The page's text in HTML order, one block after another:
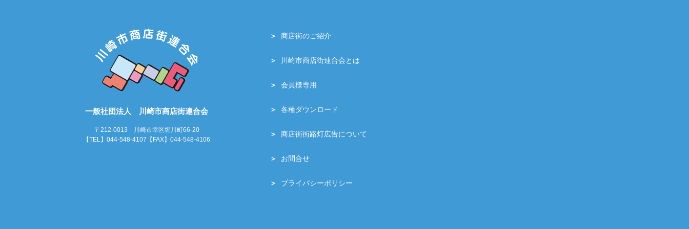
一般社団法人 川崎市商店街連合会
〒212-0013 川崎市幸区堀川町66-20
【TEL】044-548-4107【FAX】044-548-4106
商店街のご紹介
川崎市商店街連合会とは
会員様専用
各種ダウンロード
商店街街路灯広告について
お問合せ
プライバシーポリシー